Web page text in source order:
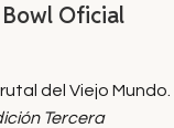
Oficial
del Viejo Mundo.
Tercera